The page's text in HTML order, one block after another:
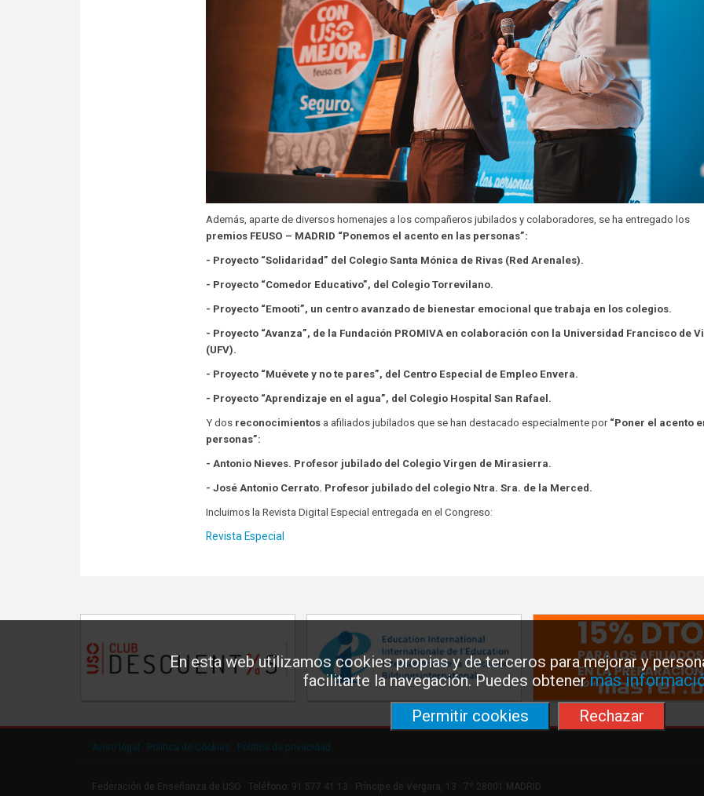
En esta web utilizamos cookies propias y de terceros para mejorar y
facilitarte la navegación. Puedes obtenermás
Permitir cookies Rechazar
Además, aparte de diversos homenajes a los compañeros jubilados y colaboradores, se ha entregado los
premios FEUSO – MADRID “Ponemos el acento en las personas”:
- Proyecto “Solidaridad” del Colegio Santa Mónica de Rivas (Red Arenales).
- Proyecto “Comedor Educativo”, del Colegio Torrevilano.
- Proyecto “Emooti”, un centro avanzado de bienestar emocional que trabaja en los colegios.
- Proyecto “Avanza”, de la Fundación PROMIVA en colaboración con la Universidad Francisco de
(UFV).
- Proyecto “Muévete y no te pares”, del Centro Especial de Empleo Envera.
- Proyecto “Aprendizaje en el agua”, del Colegio Hospital San Rafael.
Y dos reconocimientos a afiliados jubilados que se han destacado especialmente por “Poner el acento
personas”:
- Antonio Nieves. Profesor jubilado del Colegio Virgen de Mirasierra.
- José Antonio Cerrato. Profesor jubilado del colegio Ntra. Sra. de la Merced.
Incluimos la Revista Digital Especial entregada en el Congreso:
Revista Especial
Aviso legal Política de Cookies Política de privacidad
Federación de Enseñanza de USO · Teléfono: 91 577 41 13 · Príncipe de Vergara, 13 · 7º 28001 MADRID